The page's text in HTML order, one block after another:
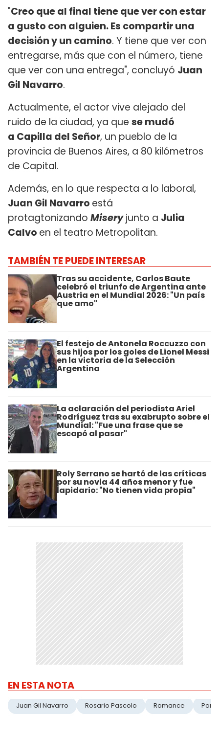
"Creo que al final tiene que ver con estar
a gusto con alguien. Es compartir una
decisión y un camino. Y tiene que ver con
entregarse, más que con el número, tiene
que ver con una entrega", concluyó Juan
Gil Navarro.
Actualmente, el actor vive alejado del
ruido de la ciudad, ya que se mudó
a Capilla del Señor, un pueblo de la
provincia de Buenos Aires, a 80 kilómetros
de Capital.
Además, en lo que respecta a lo laboral,
Juan Gil Navarro está
protagtonizando Miseryjunto a Julia
Calvo en el teatro Metropolitan.
TAMBIÉN TE PUEDE INTERESAR
Tras su accidente, Carlos Baute
celebró el triunfo de Argentina ante
Austria en el Mundial 2026: "Un país
que amo"
El festejo de Antonela Roccuzzo con
sus hijos por los goles de Lionel Messi
en la victoria de la Selección
Argentina
La aclaración del periodista Ariel
Rodríguez tras su exabrupto sobre el
Mundial: "Fue una frase que se
escapó al pasar"
Roly Serrano se hartó de las críticas
por su novia 44 años menor y fue
lapidario: "No tienen vida propia"
EN ESTA NOTA
Juan Gil Navarro Rosario Pascolo Romance